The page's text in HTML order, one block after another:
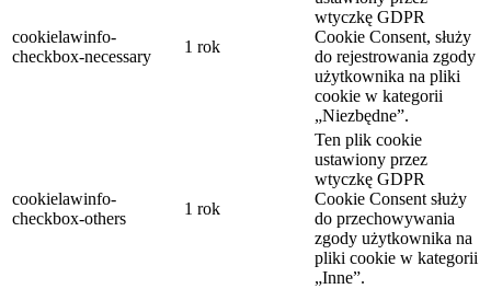
cookielawinfo-
checkbox-necessary
1 rok
wtyczkę GDPR
Cookie Consent, służy
do rejestrowania zgody
użytkownika na pliki
cookie w kategorii
„Niezbędne”.
cookielawinfo-
checkbox-others
1 rok
Ten plik cookie
ustawiony przez
wtyczkę GDPR
Cookie Consent służy
do przechowywania
zgody użytkownika na
pliki cookie w kategorii
„Inne”.